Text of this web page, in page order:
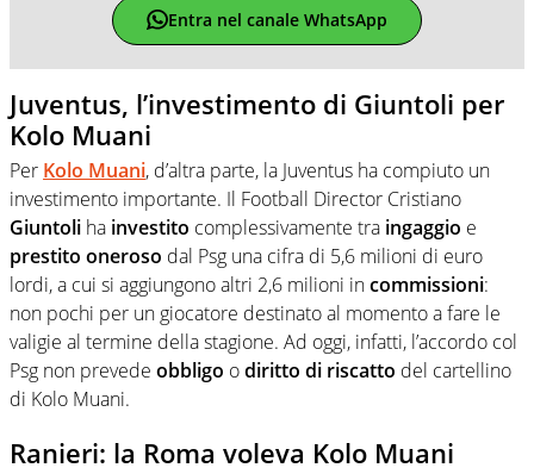
Entra nel canale WhatsApp
Juventus, l’investimento di Giuntoli per
Kolo Muani
Per Kolo Muani, d’altra parte, la Juventus ha compiuto un
investimento importante. Il Football Director Cristiano
Giuntoli ha investito complessivamente tra ingaggio e
prestito oneroso dal Psg una cifra di 5,6 milioni di euro
lordi, a cui si aggiungono altri 2,6 milioni incommissioni:
non pochi per un giocatore destinato al momento a fare le
valigie al termine della stagione. Ad oggi, infatti, l’accordo col
Psg non prevede obbligo odiritto di riscatto del cartellino
di Kolo Muani.
Ranieri: la Roma voleva Kolo Muani